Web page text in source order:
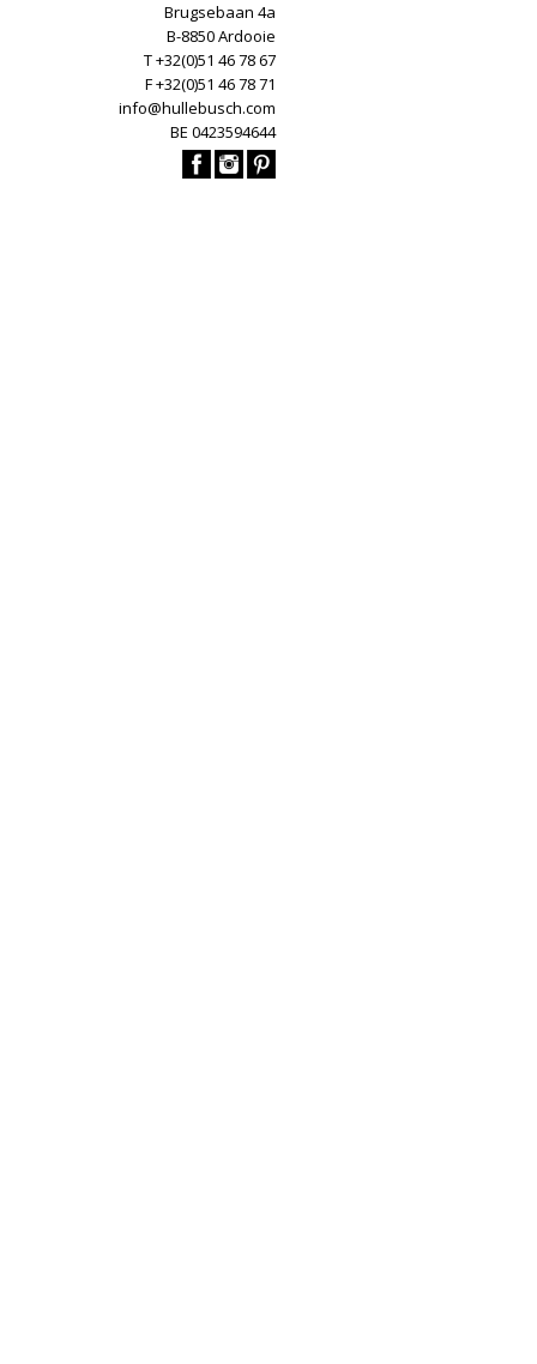
Brugsebaan 4a
B-8850 Ardooie
T +32(0)51 46 78 67
F +32(0)51 46 78 71
info@hullebusch.com
BE 0423594644